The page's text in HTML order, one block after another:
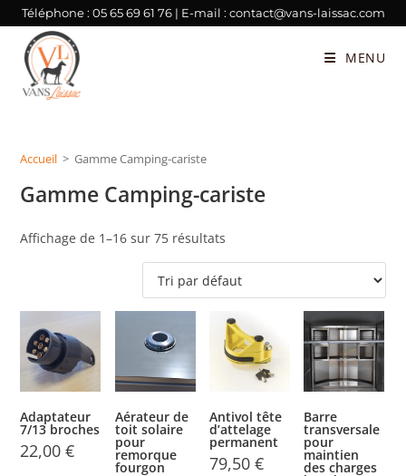
Téléphone : 05 65 69 61 76| E-mail : contact@vans-laissac.com
MENU
Accueil > Gamme Camping-cariste
Gamme Camping-cariste
Affichage de 1–16 sur 75 résultats
Adaptateur
7/13 broches
22,00€
Aérateur de
toit solaire
pour
remorque
fourgon
Antivol tête
d’attelage
permanent
79,50 €
Barre
transversale
pour
maintien
des charges